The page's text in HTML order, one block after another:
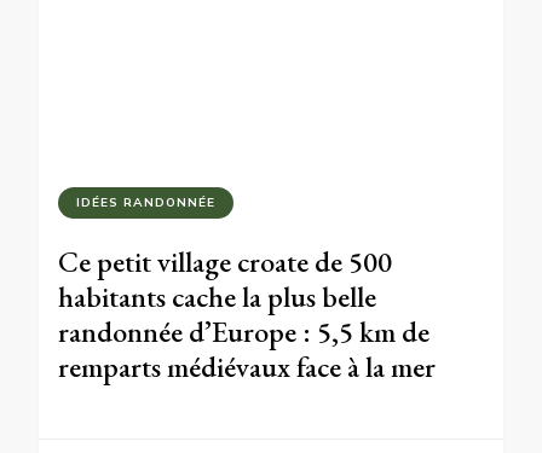
IDÉES RANDONNÉE
Ce petit village croate de 500
habitants cache la plus belle
randonnée d’Europe : 5,5 km de
remparts médiévaux face à la mer